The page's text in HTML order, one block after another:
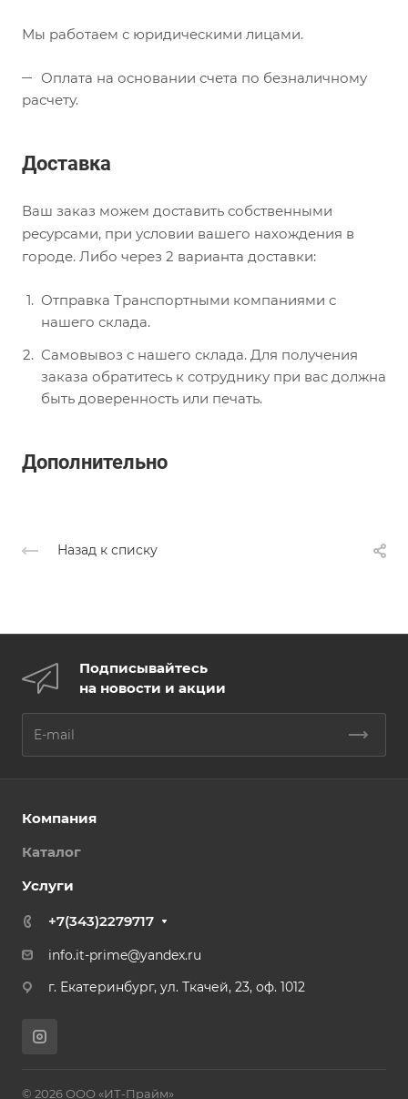
Мы работаем с юридическими лицами.
Оплата на основании счета по безналичному
расчету.
Доставка
Ваш заказ можем доставить собственными
ресурсами, при условии вашего нахождения в
городе. Либо через 2 варианта доставки:
Отправка Транспортными компаниями с
нашего склада.
Самовывоз с нашего склада. Для получения
заказа обратитесь к сотруднику при вас должна
быть доверенность или печать.
Дополнительно
Назад к списку
Подписывайтесь
на новости и акции
Компания
Каталог
Услуги
+7(343)2279717
info.it-prime@yandex.ru
г. Екатеринбург, ул. Ткачей, 23, оф. 1012
© 2026 ООО «ИТ-Прайм»